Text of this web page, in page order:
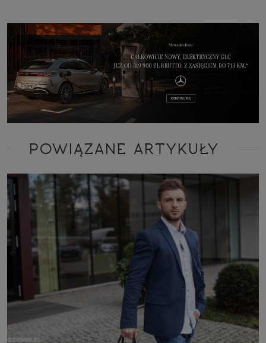
POWIĄZANE ARTYKUŁY